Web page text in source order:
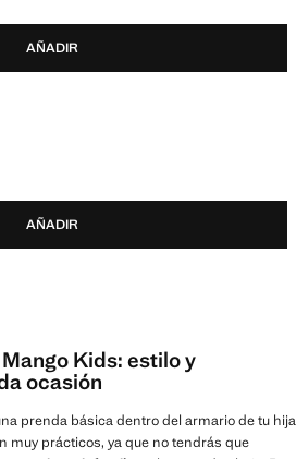
AÑADIR
AÑADIR
Kids: estilo y
ocasión
prenda básica dentro del armario de tu hija
muy prácticos, ya que no tendrás que